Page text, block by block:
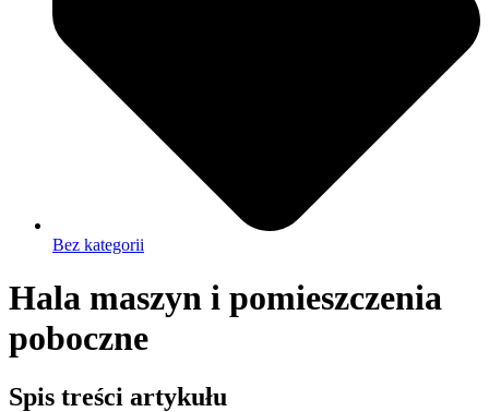
Bez kategorii
Hala maszyn i pomieszczenia
poboczne
Spis treści artykułu